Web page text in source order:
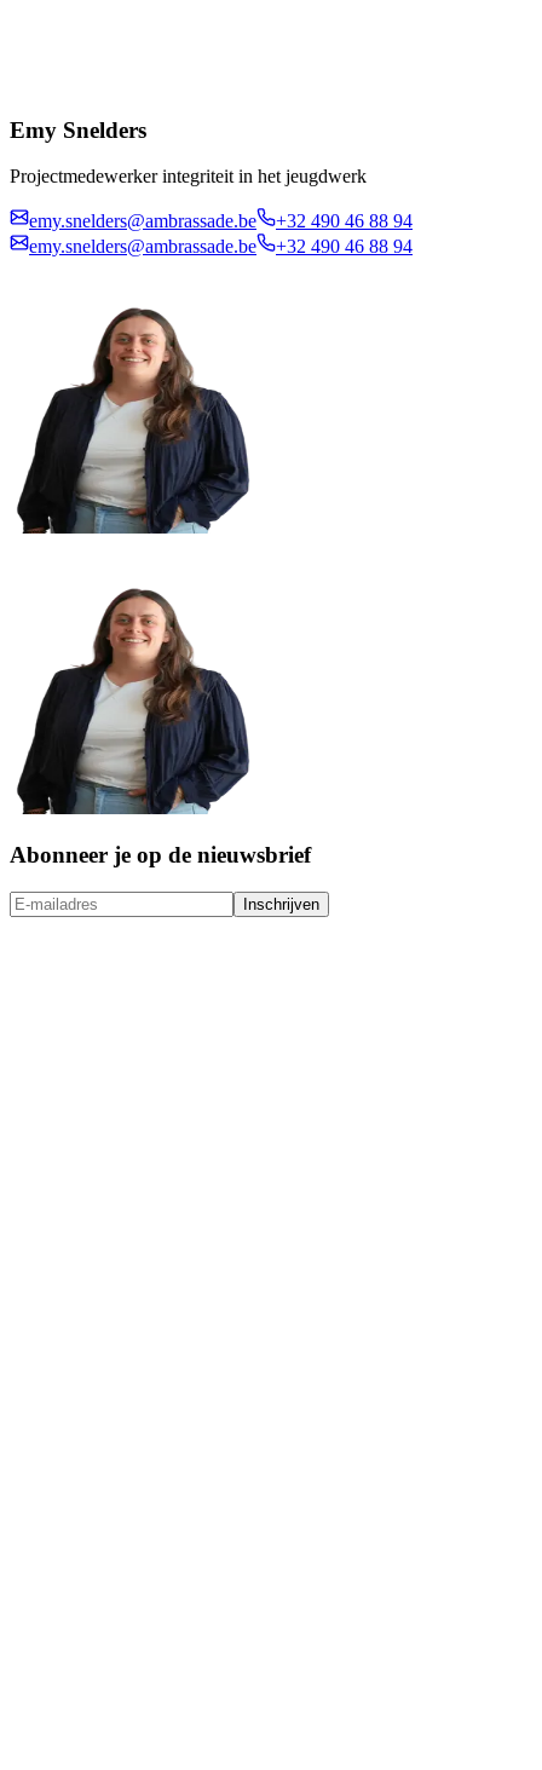
Emy Snelders
Projectmedewerker integriteit in het jeugdwerk
emy.snelders@ambrassade.be
+32 490 46 88 94
emy.snelders@ambrassade.be
+32 490 46 88 94
Abonneer je op de nieuwsbrief
Inschrijven